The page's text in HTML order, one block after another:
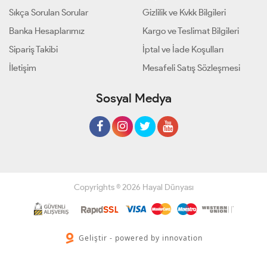
Sıkça Sorulan Sorular
Banka Hesaplarımız
Sipariş Takibi
İletişim
Gizlilik ve Kvkk Bilgileri
Kargo ve Teslimat Bilgileri
İptal ve İade Koşulları
Mesafeli Satış Sözleşmesi
Sosyal Medya
Copyrights © 2026 Hayal Dünyası
Geliştir - powered by innovation